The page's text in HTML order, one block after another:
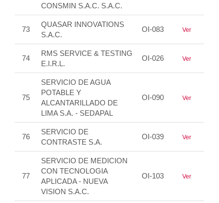
CONSMIN S.A.C. S.A.C.
73
QUASAR INNOVATIONS
S.A.C.
OI-083 Ver
74
RMS SERVICE & TESTING
E.I.R.L.
OI-026 Ver
75
SERVICIO DE AGUA
POTABLE Y
ALCANTARILLADO DE
LIMA S.A. - SEDAPAL
OI-090 Ver
76
SERVICIO DE
CONTRASTE S.A.
OI-039 Ver
77
SERVICIO DE MEDICION
CON TECNOLOGIA
APLICADA - NUEVA
VISION S.A.C.
OI-103 Ver